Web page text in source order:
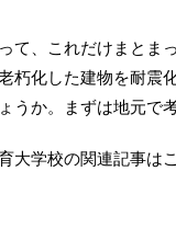
て、これだけまとま
朽化した建物を耐震
うか。まずは地元で
大学校の関連記事はこ